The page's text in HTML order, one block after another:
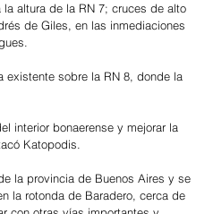
altura de la RN 7; cruces de alto
de Giles, en las inmediaciones
sobre la RN 8, donde la
interior bonaerense y mejorar la
Katopodis.
la provincia de Buenos Aires y se
la rotonda de Baradero, cerca de